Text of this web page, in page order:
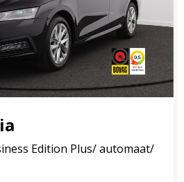
Edition Plus/ automaat/